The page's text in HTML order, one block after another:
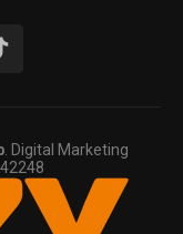
. Digital Marketing